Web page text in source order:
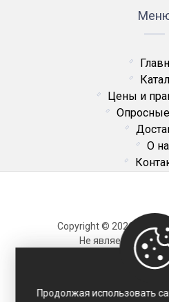
Цены и
О
Copyright © 2026 ОДО
Не является
Карта
Продолжая использовать